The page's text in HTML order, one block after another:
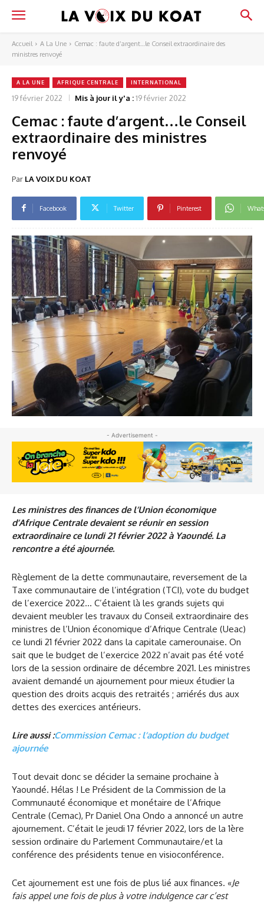
Accueil A La Une
Cemac : faute d’argent…le Conseil extraordinaire des
ministres renvoyé
A LA UNE AFRIQUE CENTRALE INTERNATIONAL
19 février 2022 Mis à jour il y'a :19 février 2022
Cemac : faute d’argent…le Conseil
extraordinaire des ministres
renvoyé
Par LA VOIX DU KOAT
Facebook Twitter Pinterest
- Advertisement -
Les ministres des finances de l’Union économique
d’Afrique Centrale devaient se réunir en session
extraordinaire ce lundi 21 février 2022 à Yaoundé. La
rencontre a été ajournée.
Règlement de la dette communautaire, reversement de la
Taxe communautaire de l’intégration (TCI), vote du budget
de l’exercice 2022… C’étaient là les grands sujets qui
devaient meubler les travaux du Conseil extraordinaire des
ministres de l’Union économique d’Afrique Centrale (Ueac)
ce lundi 21 février 2022 dans la capitale camerounaise. On
sait que le budget de l’exercice 2022 n’avait pas été voté
lors de la session ordinaire de décembre 2021. Les ministres
avaient demandé un ajournement pour mieux étudier la
question des droits acquis des retraités ; arriérés dus aux
dettes des exercices antérieurs.
Lire aussi :Commission Cemac : l’adoption du budget
ajournée
Tout devait donc se décider la semaine prochaine à
Yaoundé. Hélas ! Le Président de la Commission de la
Communauté économique et monétaire de l’Afrique
Centrale (Cemac), Pr Daniel Ona Ondo a annoncé un autre
ajournement. C’était le jeudi 17 février 2022, lors de la 1ère
session ordinaire du Parlement Communautaire/et la
conférence des présidents tenue en visioconférence.
Cet ajournement est une fois de plus lié aux finances. «Je
fais appel une fois de plus à votre indulgence car c’est